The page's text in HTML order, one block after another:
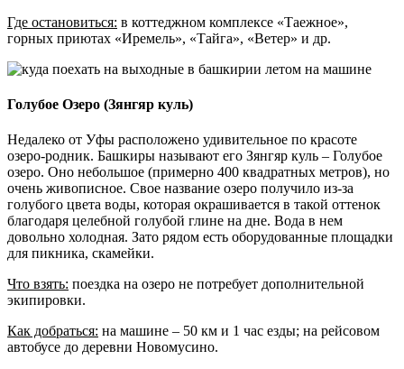
Где остановиться: в коттеджном комплексе «Таежное»,
горных приютах «Иремель», «Тайга», «Ветер» и др.
Голубое Озеро (Зянгяр куль)
Недалеко от Уфы расположено удивительное по красоте
озеро-родник. Башкиры называют его Зянгяр куль – Голубое
озеро. Оно небольшое (примерно 400 квадратных метров), но
очень живописное. Свое название озеро получило из-за
голубого цвета воды, которая окрашивается в такой оттенок
благодаря целебной голубой глине на дне. Вода в нем
довольно холодная. Зато рядом есть оборудованные площадки
для пикника, скамейки.
Что взять: поездка на озеро не потребует дополнительной
экипировки.
Как добраться: на машине – 50 км и 1 час езды; на рейсовом
автобусе до деревни Новомусино.